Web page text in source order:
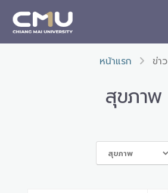
หน้าแรก ข่าว
สุขภาพ